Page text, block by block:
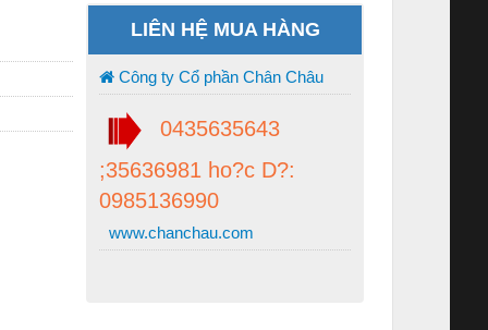
LIÊN HỆ MUA HÀNG
Công ty Cổ phần Chân Châu
0435635643
;35636981 ho?c D?:
0985136990
www.chanchau.com